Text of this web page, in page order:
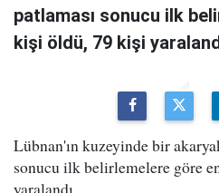
patlaması sonucu ilk
kişi öldü, 79 kişi
Lübnan'ın kuzeyinde bir
sonucu ilk belirlemelere göre
yaralandı.